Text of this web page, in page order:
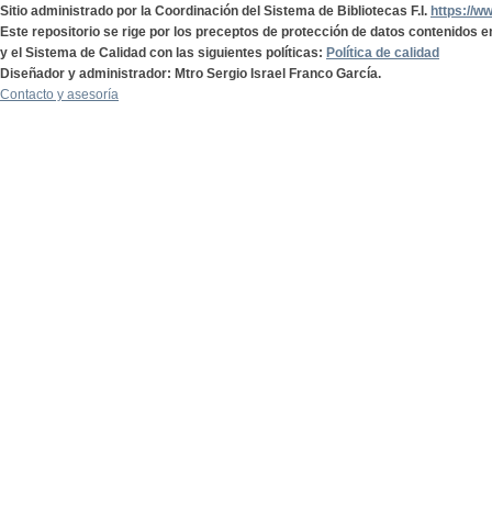
Sitio administrado por la Coordinación del Sistema de Bibliotecas F.I. https://
Este repositorio se rige por los preceptos de protección de datos contenidos
y el Sistema de Calidad con las siguientes políticas: Política de calidad
Diseñador y administrador: Mtro Sergio Israel Franco García.
Contacto y asesoría